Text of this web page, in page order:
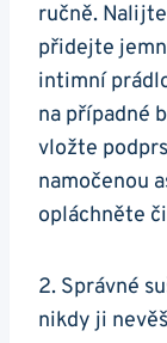
ručně.
přidejte
intimní
na případné
vložte
namočenou
opláchněte
2. Správné
nikdy ji